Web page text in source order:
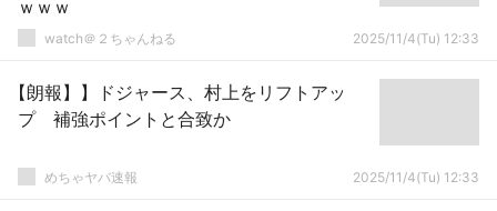
ｗｗｗ
watch＠２ちゃんねる 2025/11/4(Tu) 12:33
【朗報】】ドジャース、村上をリフトアッ
プ 補強ポイントと合致か
めちゃヤバ速報 2025/11/4(Tu) 12:33